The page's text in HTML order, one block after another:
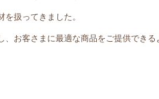
扱ってきました。
、お客さまに最適な商品をご提供できる